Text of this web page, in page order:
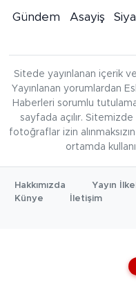
Gündem Asayiş
Sitede yayınlanan içerik
Yayınlanan yorumlardan
Haberleri sorumlu
sayfada açılır. Sitemizde
fotoğraflar izin
ortamda
Hakkımızda
Yayın
Künye
İletişim